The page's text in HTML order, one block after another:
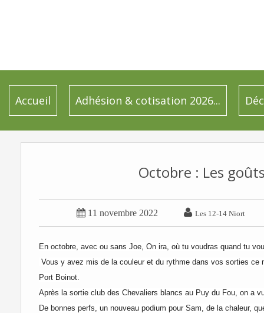
Accueil Adhésion & cotisation 2026...
Octobre : Les
 11 novembre 2022  Les 12-14 Niort
En octobre, avec ou sans Joe, On ira, où tu voudras quand tu
Vous y avez mis de la couleur et du rythme dans vos sorties
Port Boinot.
Après la sortie club des Chevaliers blancs au Puy du Fou, on a
De bonnes perfs, un nouveau podium pour Sam, de la chaleur,